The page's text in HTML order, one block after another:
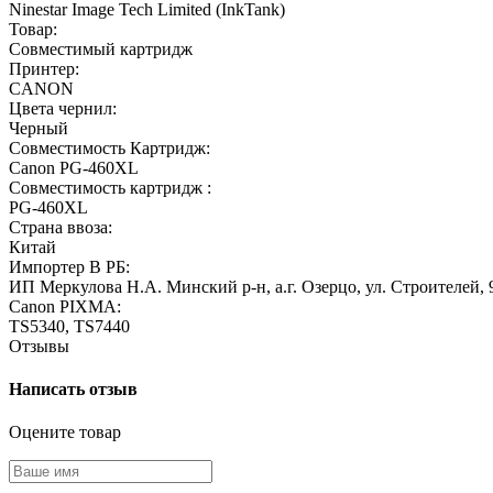
Ninestar Image Tech Limited (InkTank)
Товар:
Совместимый картридж
Принтер:
CANON
Цвета чернил:
Черный
Совместимость Картридж:
Canon PG-460XL
Совместимость картридж :
PG-460XL
Страна ввоза:
Китай
Импортер В РБ:
ИП Меркулова Н.А. Минский р-н, а.г. Озерцо, ул. Строителей,
Canon PIXMA:
TS5340, TS7440
Отзывы
Написать отзыв
Оцените товар